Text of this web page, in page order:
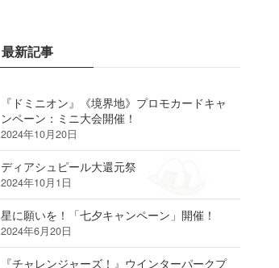
最新記事
『ドミニオン』《境界地》プロモカードキャ
ンペーン：ミニ大会開催！
2024年10月20日
ディアシュピール大還元祭
2024年10月1日
星に願いを！「七夕キャンペーン」開催！
2024年6月20日
『チャレンジャーズ！』ウインターパークプ